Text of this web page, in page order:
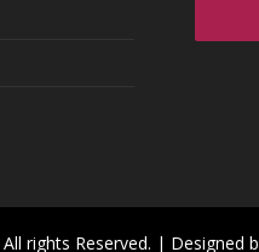
All rights Reserved. | Designed